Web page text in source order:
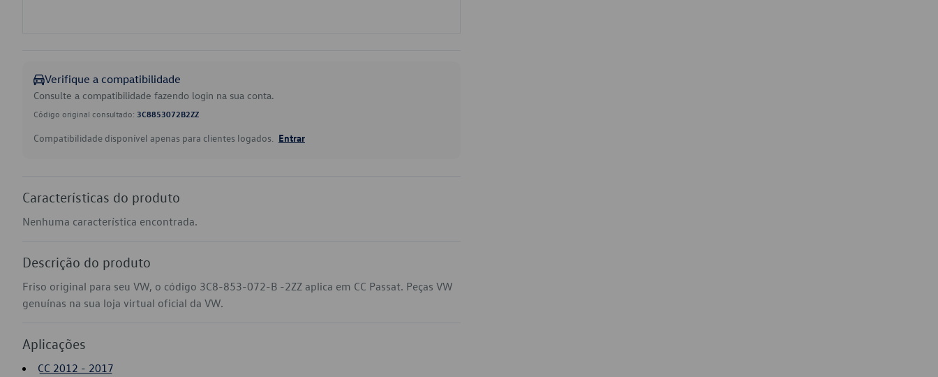
Verifique a compatibilidade
Consulte a compatibilidade fazendo login na sua conta.
Código original consultado: 3C8853072B2ZZ
Compatibilidade disponível apenas para clientes logados. Entrar
Características do produto
Nenhuma característica encontrada.
Descrição do produto
Friso original para seu VW, o código 3C8-853-072-B -2ZZ aplica em CC Passat. Peças VW
genuínas na sua loja virtual oficial da VW.
Aplicações
CC 2012 - 2017